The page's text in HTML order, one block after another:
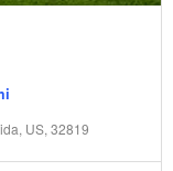
US, 32819